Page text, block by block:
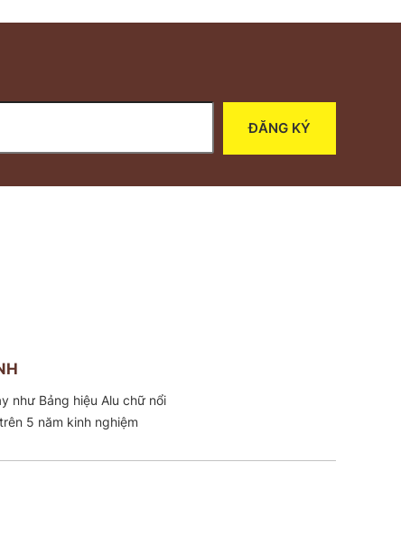
ưu
ĐĂNG KÝ
Với đội ngũ cơ khí có trên 5 năm kinh nghiệm